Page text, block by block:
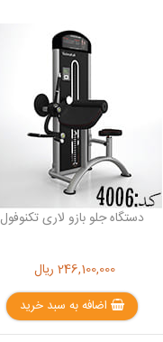
دستگاه جلو بازو لاری تکنوفول
246,100,000 ریال
اضافه به سبد خرید